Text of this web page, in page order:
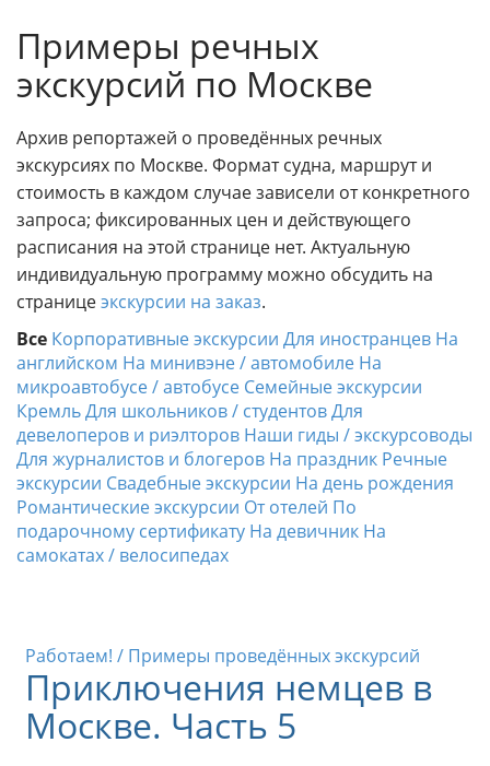
с
к
у
с
и
п
о
М
о
с
в
е
.
Г
и
д
п
о
М
о
е
/
а
Индивидуальные
Примеры речных
экскурсий по Москве
Архив репортажей о проведённых речных
экскурсиях по Москве. Формат судна, маршрут и
стоимость в каждом случае зависели от конкретного
запроса; фиксированных цен и действующего
расписания на этой странице нет. Актуальную
индивидуальную программу можно обсудить на
страницеэкскурсии на заказ.
Все Корпоративные экскурсии Для иностранцев На
английском На минивэне / автомобиле На
микроавтобусе / автобусе Семейные экскурсии
КремльДля школьников / студентовДля
девелоперов и риэлторов Наши гиды / экскурсоводы
Для журналистов и блогеров На праздник Речные
экскурсии Свадебные экскурсии На день рождения
Романтические экскурсии От отелей По
подарочному сертификату На девичник На
самокатах / велосипедах
Работаем! / Примеры проведённых экскурсий
Приключения немцев в
Москве. Часть 5